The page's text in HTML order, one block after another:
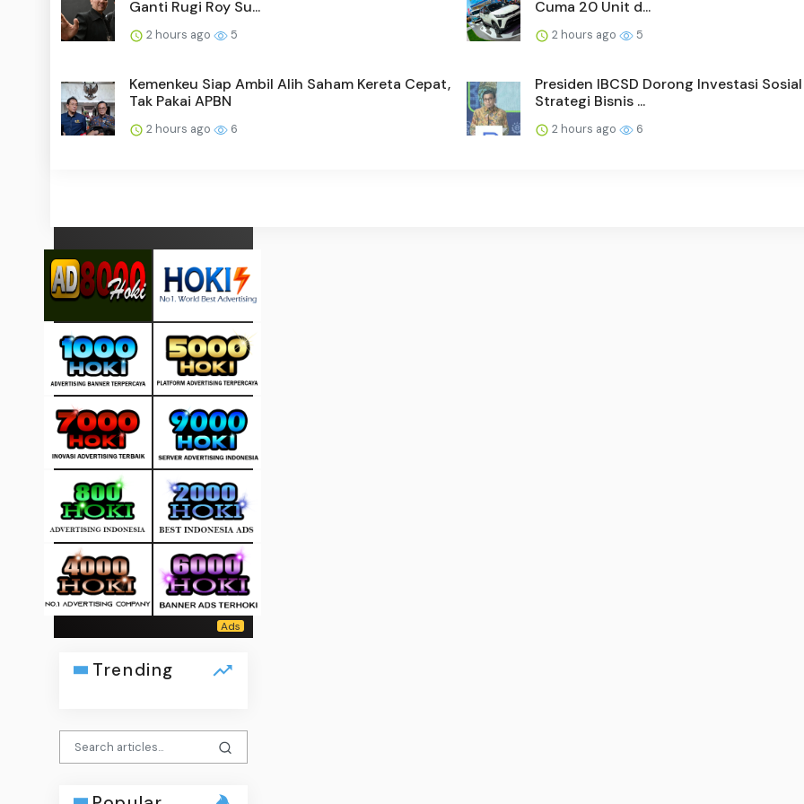
Ganti Rugi Roy Su...
2 hours ago 5
Cuma 20 Unit d...
2 hours ago 5
Kemenkeu Siap Ambil Alih Saham Kereta Cepat,
Tak Pakai APBN
2 hours ago 6
Presiden IBCSD Dorong Investasi
Strategi Bisnis ...
2 hours ago 6
Trending